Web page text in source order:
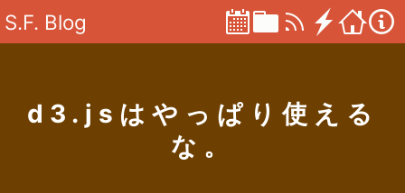
S.F. Blog
d3.jsはやっぱり使える
な。